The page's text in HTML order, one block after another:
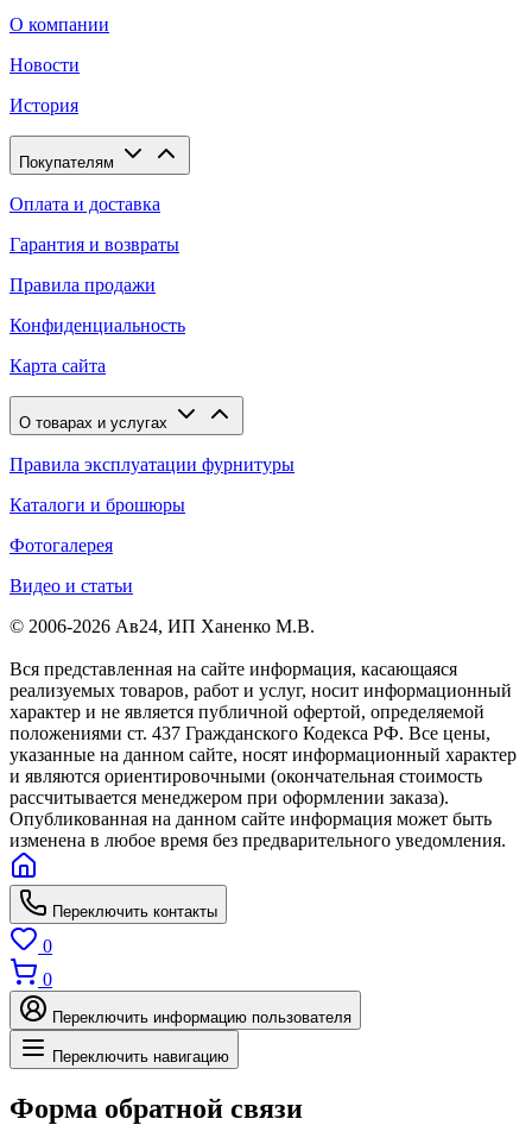
О компании
Новости
История
Покупателям
Оплата и доставка
Гарантия и возвраты
Правила продажи
Конфиденциальность
Карта сайта
О товарах и услугах
Правила эксплуатации фурнитуры
Каталоги и брошюры
Фотогалерея
Видео и статьи
© 2006-2026 Ав24, ИП Ханенко М.В.
Вся представленная на сайте информация, касающаяся
реализуемых товаров, работ и услуг, носит информационный
характер и не является публичной офертой, определяемой
положениями ст. 437 Гражданского Кодекса РФ. Все цены,
указанные на данном сайте, носят информационный характер
и являются ориентировочными (окончательная стоимость
рассчитывается менеджером при оформлении заказа).
Опубликованная на данном сайте информация может быть
изменена в любое время без предварительного уведомления.
Переключить контакты
0
0
Переключить информацию пользователя
Переключить навигацию
Форма обратной связи